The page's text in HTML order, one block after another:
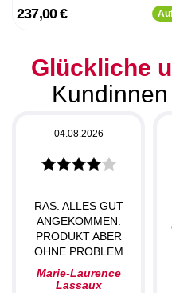
237,00 €
Glückliche
04.08.2026
RAS. ALLES GUT
ANGEKOMMEN.
PRODUKT ABER
OHNE PROBLEM
Marie-Laurence
Lassaux